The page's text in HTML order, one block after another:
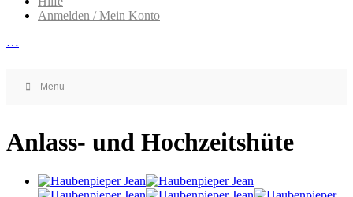
Anmelden / Mein Konto
…
Menu
Anlass- und Hochzeitshüte